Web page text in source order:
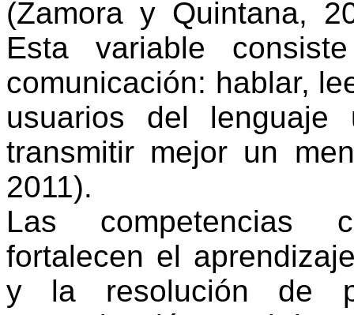
(Zamora y Quintana,
Esta variable consiste
comunicación: hablar,
usuarios del lenguaje
transmitir mejor un
2011).
Las competencias
fortalecen el
y la resolución de